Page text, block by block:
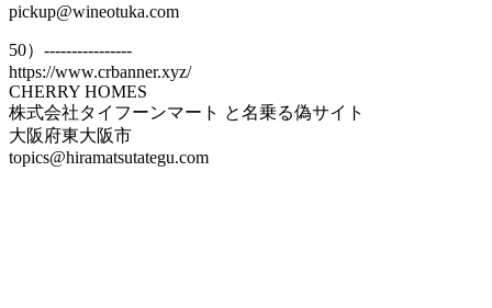
pickup@wineotuka.com
50）----------------
https://www.crbanner.xyz/
CHERRY HOMES
株式会社タイフーンマート と名乗る偽サイト
大阪府東大阪市
topics@hiramatsutategu.com